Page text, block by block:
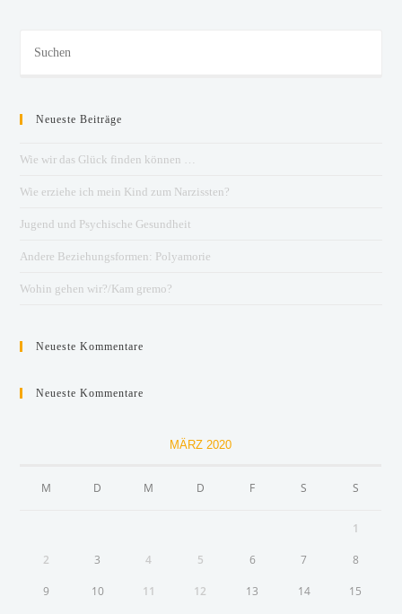
Neueste Beiträge
Wie wir das Glück finden können …
Wie erziehe ich mein Kind zum Narzissten?
Jugend und Psychische Gesundheit
Andere Beziehungsformen: Polyamorie
Wohin gehen wir?/Kam gremo?
Neueste Kommentare
Neueste Kommentare
MÄRZ 2020
M D M D F S S
1
2 3 4 5 6 7 8
9 10 11 12 13 14 15